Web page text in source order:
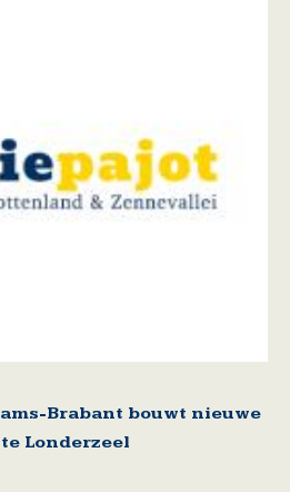
Brabant bouwt nieuwe
Londerzeel